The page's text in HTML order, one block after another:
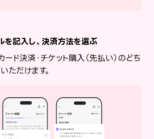
を記入し、決済方法を選ぶ
ード決済・チケット購入（先払い）のどち
ただけます。